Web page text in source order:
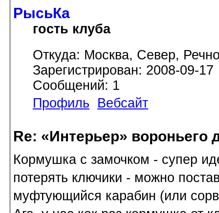
РысьКа
гость клуба
Откуда: Москва, Север,
Зарегистрирован: 2008-09-17
Сообщений: 1
Профиль
Вебсайт
Re: «Интерьер» вороньего
Кормушка с замочком - супер
потерять ключики - можно
муфтующийся карабин (или